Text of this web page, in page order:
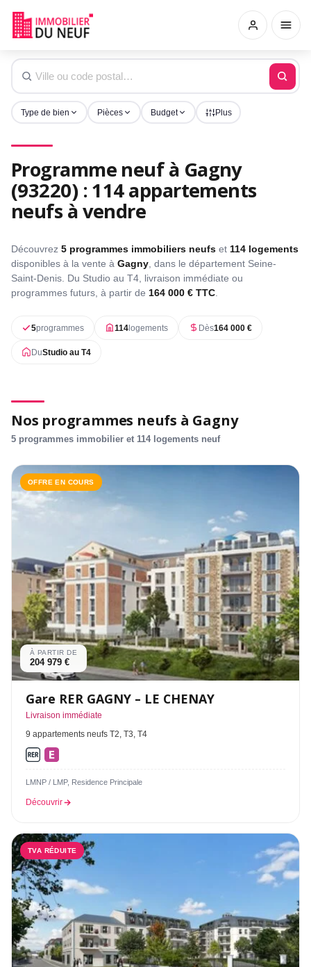
Type de bien Pièces Budget Plus
Programme neuf à Gagny
(93220) : 114 appartements
neufs à vendre
Découvrez 5 programmes immobiliers neufs et 114 logements
disponibles à la vente à Gagny , dans le département Seine-
Saint-Denis. Du Studio au T4, livraison immédiate ou
programmes futurs, à partir de 164 000 € TTC
5programmes 114logements Dès164 000 €
DuStudio au T4
Nos programmes neufs à Gagny
5 programmes immobilier et 114 logements neuf
OFFRE EN COURS
À PARTIR DE
204 979 €
Gare RER GAGNY – LE CHENAY
Livraison immédiate
9 appartements neufs T2, T3, T4
LMNP / LMP, Residence Principale
Découvrir
TVA RÉDUITE